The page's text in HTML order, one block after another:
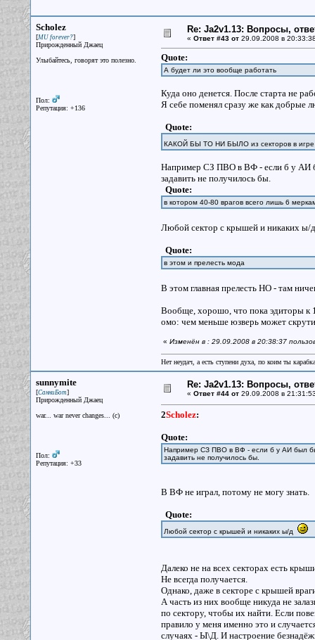
Scholez
[MU forever?]
Прирожденный Джаец
Улыбайтесь, говорят это полезно.
Пол:
Репутация: +136
Re: Ja2v1.13: Вопросы,
« Ответ #43 от29.09.2008 в
Quote:
А будет ли это вообще работать
Куда оно денется. После старта не
Я себе поменял сразу же как добрые
Quote:
КАКОЙ БЫ ТО НИ БЫЛО из секторов в игре
Например СЗ ПВО в ВФ - если б у АИ
задавить не получилось бы.
Quote:
в котором 40-80 врагов всего лишь 6
Любой сектор с крышей и никаких
Quote:
в этом и прелесть мода
В этом главная прелесть НО - там
Вообще, хорошо, что пока эдиторы к
омо: чем меньше юзверь может
« Изменён в : 29.09.2008 в 20:38:37
Нет неудач, а есть ступени духа, по коим ты
sunnymite
[СанниБот]
Прирожденный Джаец
war... war never changes... (c)
Пол:
Репутация: +33
Re: Ja2v1.13: Вопросы,
« Ответ #44 от29.09.2008 в
2Scholez:
Quote:
Например СЗ ПВО в ВФ - если б у АИ был
задавить не получилось бы.
В ВФ не играл, потому не могу знать.
Quote:
Любой сектор с крышей и никаких ы/д
Далеко не на всех секторах есть
Не всегда получается.
Однако, даже в секторе с крышей
А часть из них вообще никуда не
по сектору, чтобы их найти. Если
правило у меня именно это и
случаях - Ы\Д. И настроение